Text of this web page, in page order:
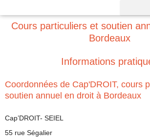
au
contenu
Cours particuliers et soutien
Bordeaux
Informations
Coordonnées de Cap'DROIT, cours
soutien annuel en droit à Bordeaux
Cap’DROIT- SEIEL
55 rue Ségalier